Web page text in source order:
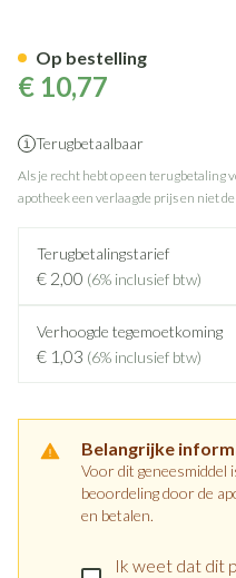
€ 10,77
Terugbetaalbaar
Als je recht hebt op een terugbetaling
apotheek een verlaagde prijs en niet
Terugbetalingstarief
€ 2,00 (6% inclusief btw)
Verhoogde tegemoetkoming
€ 1,03 (6% inclusief btw)
Belangrijke
Voor dit geneesmiddel
beoordeling door de
en betalen.
Ik weet dat dit
Op bestelling